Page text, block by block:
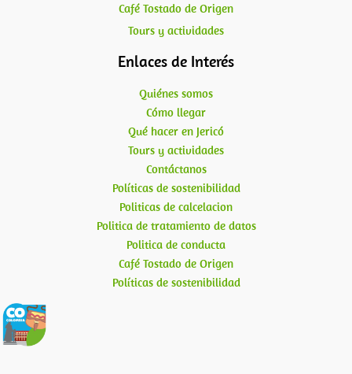
Café Tostado de Origen
Tours y actividades
Enlaces de Interés
Quiénes somos
Cómo llegar
Qué hacer en Jericó
Tours y actividades
Contáctanos
Políticas de sostenibilidad
Politicas de calcelacion
Politica de tratamiento de datos
Politica de conducta
Café Tostado de Origen
Políticas de sostenibilidad